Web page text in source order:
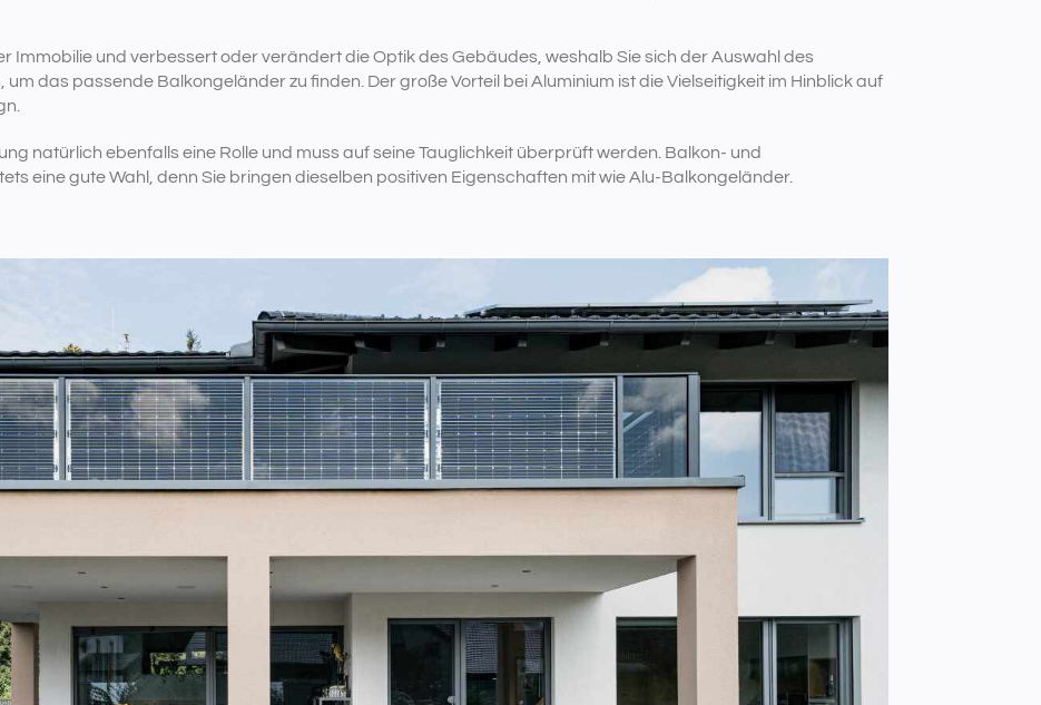
Immobilie und verbessert oder verändert die Optik des Gebäudes, weshalb Sie sich der Auswahl des
um das passende Balkongeländer zu finden. Der große Vorteil bei Aluminium ist die Vielseitigkeit im Hinblick auf
natürlich ebenfalls eine Rolle und muss auf seine Tauglichkeit überprüft werden. Balkon- und
eine gute Wahl, denn Sie bringen dieselben positiven Eigenschaften mit wie Alu-Balkongeländer.